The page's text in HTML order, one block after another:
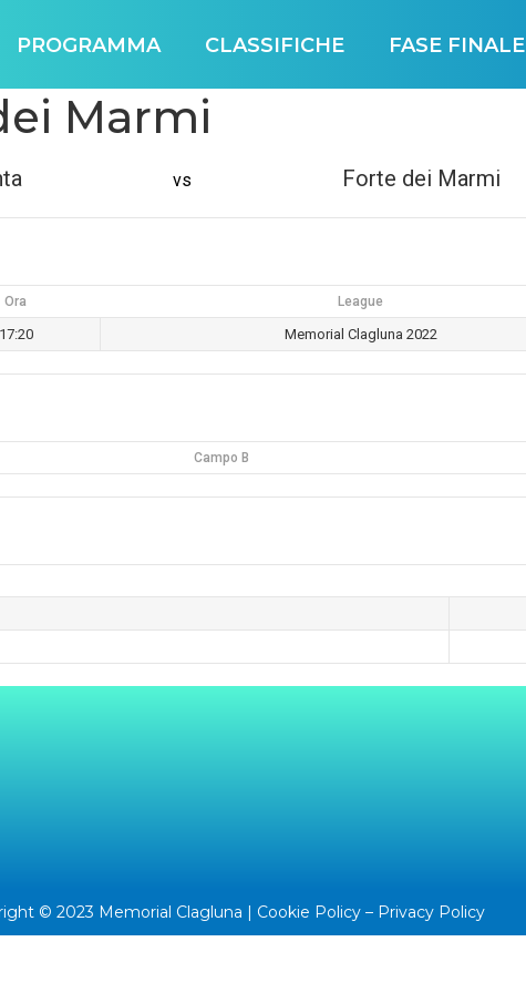
PROGRAMMA CLASSIFICHE FASE FINALE
Marmi
vs Forte dei Marmi
Ora League
17:20 Memorial Clagluna 2022
Campo B
© 2023 Memorial Clagluna | Cookie Policy – Privacy Policy